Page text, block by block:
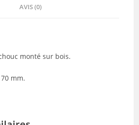
AVIS (0)
monté sur bois.
mm.